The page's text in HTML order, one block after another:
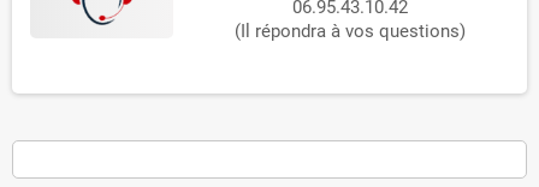
06.95.43.10.42
(Il répondra à vos questions)